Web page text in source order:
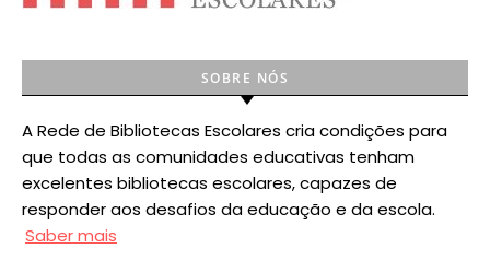
SOBRE NÓS
A Rede de Bibliotecas Escolares cria condições para
que todas as comunidades educativas tenham
excelentes bibliotecas escolares, capazes de
responder aos desafios da educação e da escola.
Saber mais